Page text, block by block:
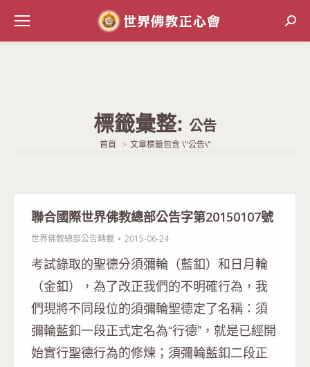
標籤彙整: 公告
當前位置:
首頁 文章標籤包含 \"公告\"
聯合國際世界佛教總部公告字第20150107號
世界佛教總部公告轉載 2015-06-24
考試錄取的聖德分須彌輪（藍釦）和日月輪
（金釦），為了改正我們的不明確行為，我
們現將不同段位的須彌輪聖德定了名稱：須
彌輪藍釦一段正式定名為“行德”，就是已經開
始實行聖德行為的修煉；須彌輪藍釦二段正